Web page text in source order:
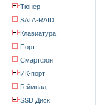
Тюнер
SATA-RAID
Клавиатура
Порт
Смартфон
ИК-порт
Геймпад
SSD Диск